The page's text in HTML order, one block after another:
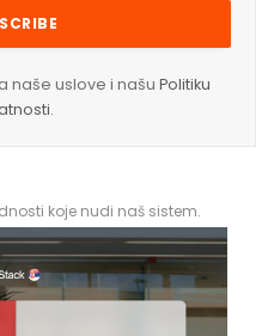
naše uslove i našu Politiku
.
koje nudi naš sistem.